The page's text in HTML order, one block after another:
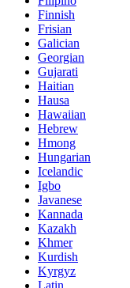
Finnish
Frisian
Galician
Georgian
Gujarati
Haitian
Hausa
Hawaiian
Hebrew
Hmong
Hungarian
Icelandic
Igbo
Javanese
Kannada
Kazakh
Khmer
Kurdish
Kyrgyz
Latin